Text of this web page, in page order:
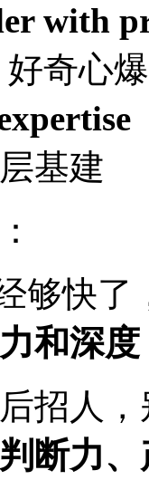
with
奇心
基建
：
够快
和深度
招人
断力